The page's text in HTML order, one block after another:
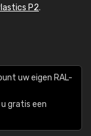
P2.
uw eigen RAL-
gratis een